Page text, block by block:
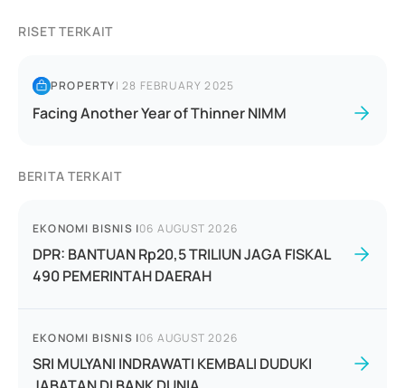
RISET TERKAIT
PROPERTY|28 FEBRUARY 2025
Facing Another Year of Thinner NIMM
BERITA TERKAIT
EKONOMI BISNIS |06 AUGUST 2026
DPR: BANTUAN Rp20,5 TRILIUN JAGA FISKAL
490 PEMERINTAH DAERAH
EKONOMI BISNIS |06 AUGUST 2026
SRI MULYANI INDRAWATI KEMBALI DUDUKI